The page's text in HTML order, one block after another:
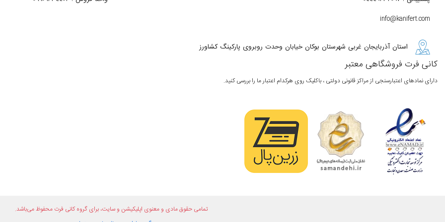
info@kanifert.com
استان آذربایجان غربی شهرستان بوکان خیابان وحدت روبروی پارکینگ کشاورز
کانی فرت فروشگاهی معتبر
دارای نمادهای اعتبارسنجی از مراکز قانونی دولتی ، باکلیک روی هرکدام اعتبار ما را بررسی کنید.
تمامی حقوق مادی و معنوی اپلیکیشن و سایت، برای گروه کانی فرت محفوظ می‌باشد.